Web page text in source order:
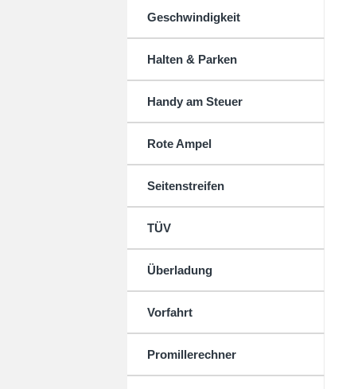
Geschwindigkeit
Halten & Parken
Handy am Steuer
Rote Ampel
Seitenstreifen
TÜV
Überladung
Vorfahrt
Promillerechner